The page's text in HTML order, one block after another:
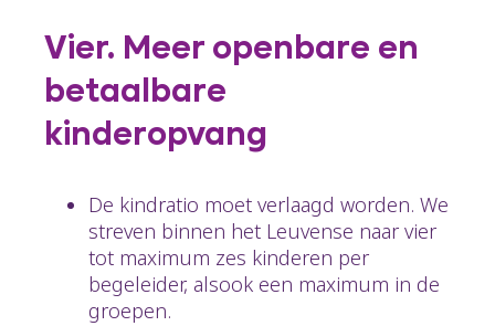
Vier. Meer openbare en
betaalbare
kinderopvang
De kindratio moet verlaagd worden. We
streven binnen het Leuvense naar vier
tot maximum zes kinderen per
begeleider, alsook een maximum in de
groepen.